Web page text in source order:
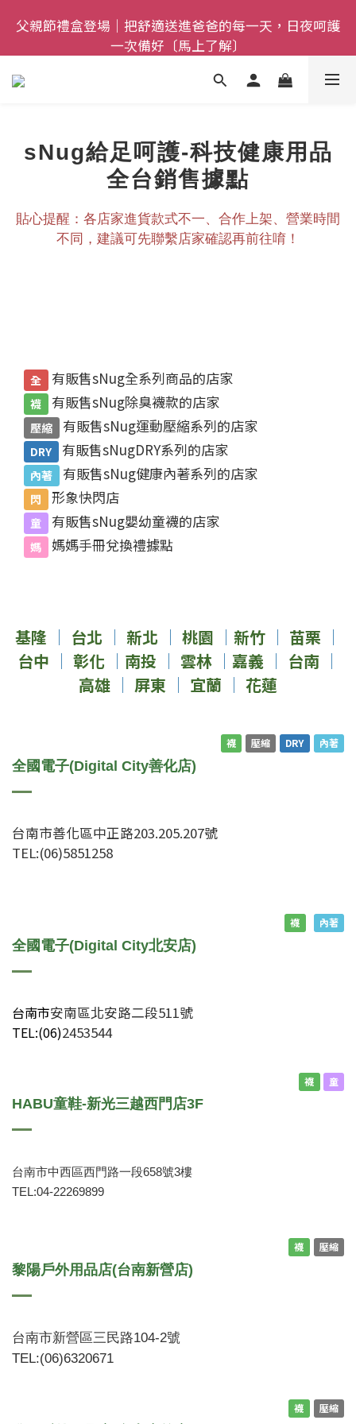
全館$800免運｜任搭８折起｜滿額再送新品-悠哉斑馬
襪〔立即了解〕
父親節禮盒登場｜把舒適送進爸爸的每一天，日夜呵護
一次備好〔馬上了解〕
全館$800免運｜任搭８折起｜滿額再送新品-悠哉斑馬
襪〔立即了解〕
sNug給足呵護-科技健康用品
全台銷售據點
貼心提醒：各店家進貨款式不一、合作上架、營業時間
不同，建議可先聯繫店家確認再前往唷！
全 有販售sNug全系列商品的店家
襪 有販售sNug除臭襪款的店家
壓縮 有販售sNug運動壓縮系列的店家
DRY 有販售sNugDRY系列的店家
內著 有販售sNug健康內著系列的店家
閃 形象快閃店
童 有販售sNug嬰幼童襪的店家
媽 媽媽手冊兌換禮據點
基隆 ｜ 台北 ｜ 新北 ｜ 桃園 ｜ 新竹 ｜ 苗栗 ｜
台中 ｜ 彰化 ｜ 南投 ｜ 雲林｜ 嘉義 ｜ 台南｜
高雄 ｜ 屏東 ｜ 宜蘭 ｜ 花蓮
襪 壓縮 DRY 內著
全國電子(Digital City善化店)
台南市善化區中正路203.205.207號
TEL:(06)5851258
襪 內著
全國電子(Digital City北安店)
台南市安南區北安路二段511號
TEL:(06)2453544
襪 童
HABU童鞋-新光三越西門店3F
台南市中西區西門路一段658號3樓
TEL:04-22269899
襪 壓縮
黎陽戶外用品店(台南新營店)
台南市新營區三民路104-2號
TEL:(06)6320671
襪 壓縮